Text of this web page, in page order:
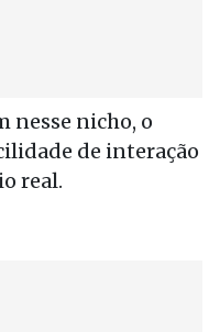
nesse nicho, o
de interação
real.